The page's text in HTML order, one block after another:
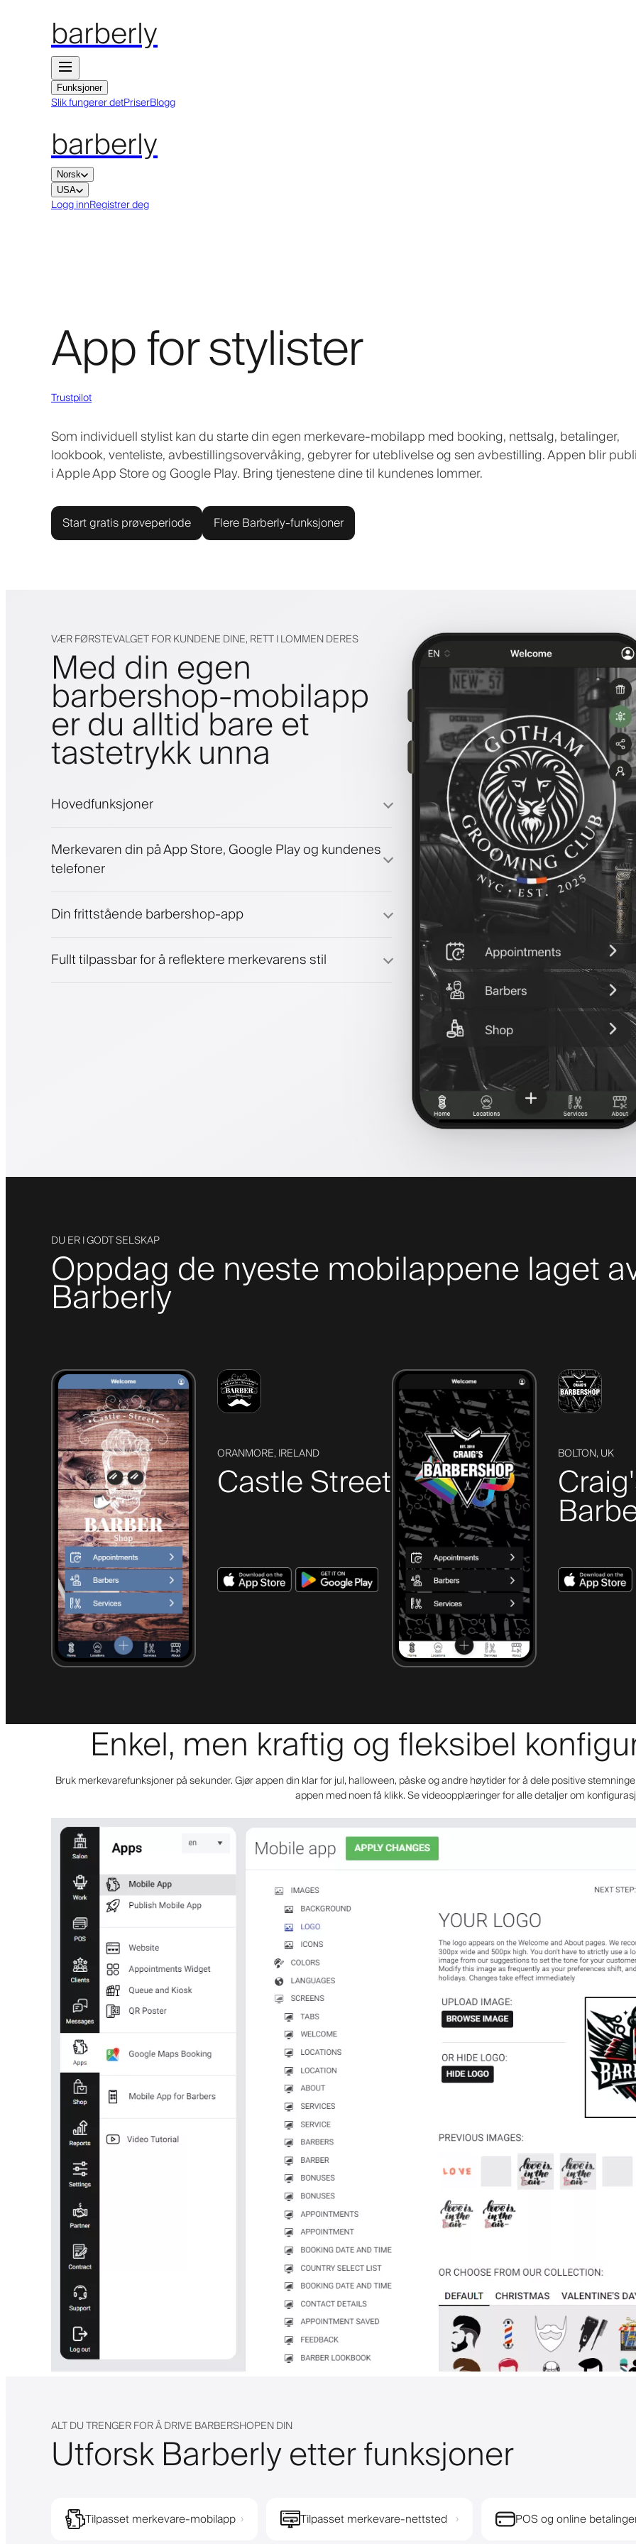
barberly
Funksjoner
Slik fungerer detPriserBlogg
barberly
Norsk
USA
Logg innRegistrer deg
App for stylister
Trustpilot
Som individuell stylist kan du starte din egen merkevare-mobilapp med booking, nettsalg, betalinger,
lookbook, venteliste, avbestillingsovervåking, gebyrer for uteblivelse og sen avbestilling. Appen blir
i Apple App Store og Google Play. Bring tjenestene dine til kundenes lommer.
Start gratis prøveperiode Flere Barberly-funksjoner
VÆR FØRSTEVALGET FOR KUNDENE DINE, RETT I LOMMEN DERES
Med din egen
barbershop-mobilapp
er du alltid bare et
tastetrykk unna
Hovedfunksjoner
Betalinger, sikkerhetsdepositum
Selg skjønnhetsprodukter
Merkevaren din på App Store, Google Play og kundenes
telefoner
Din frittstående barbershop-app
Fullt tilpassbar for å reflektere merkevarens stil
DU ER I GODT SELSKAP
Oppdag de nyeste mobilappene laget
Barberly
ORANMORE, IRELAND
Castle Street
BOLTON, UK
Enkel, men kraftig og fleksibel
Bruk merkevarefunksjoner på sekunder. Gjør appen din klar for jul, halloween, påske og andre høytider for å dele positive
appen med noen få klikk. Se videoopplæringer for alle detaljer om
ALT DU TRENGER FOR Å DRIVE BARBERSHOPEN DIN
Utforsk Barberly etter funksjoner
Tilpasset merkevare-mobilapp › Tilpasset merkevare-nettsted › POS og online